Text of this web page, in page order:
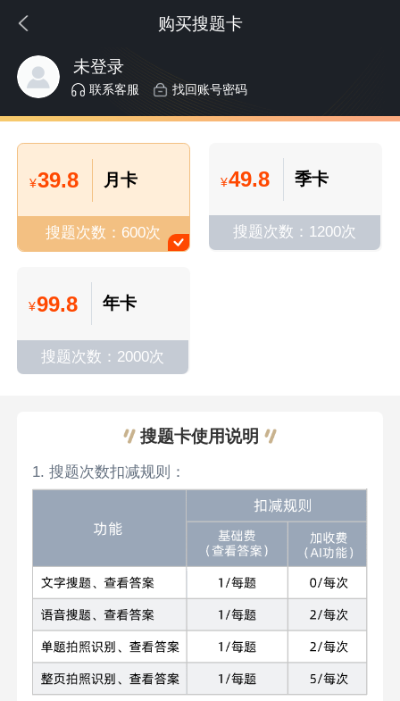
购买搜题卡
未登录
联系客服 找回账号密码
¥39.8 月卡
搜题次数：600次
¥49.8 季卡
搜题次数：1200次
¥99.8 年卡
搜题次数：2000次
搜题卡使用说明
1. 搜题次数扣减规则：